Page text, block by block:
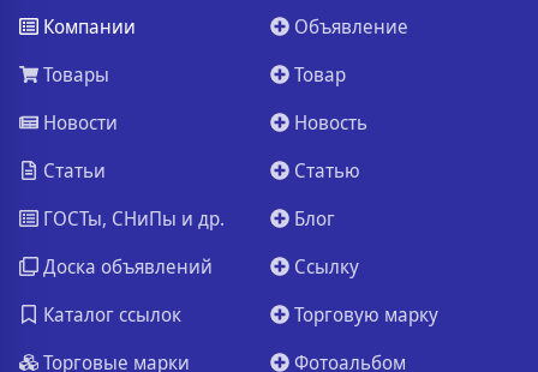
Компании
Товары
Новости
Статьи
ГОСТы, СНиПы и др.
Доска объявлений
Каталог ссылок
Торговые марки
Объявление
Товар
Новость
Статью
Блог
Ссылку
Торговую марку
Фотоальбом